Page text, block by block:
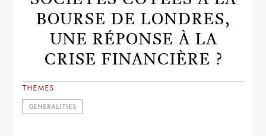
BOURSE DE LONDRES,
UNE RÉPONSE À LA
CRISE FINANCIÈRE ?
THEMES
GENERALITIES